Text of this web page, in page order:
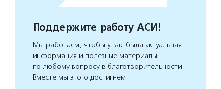
Поддержите работу АСИ!
Мы работаем, чтобы у вас была актуальная
информация и полезные материалы
по любому вопросу в благотворительности.
Вместе мы этого достигнем